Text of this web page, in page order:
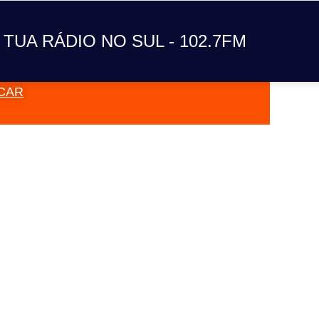
TUA RÁDIO NO SUL - 102.7FM
A TUA RÁDIO NO SUL